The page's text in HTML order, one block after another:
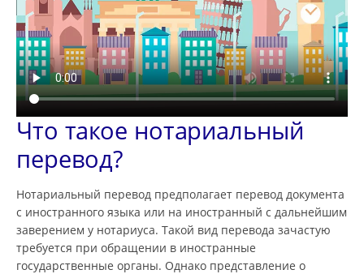
Что такое нотариальный
перевод?
Нотариальный перевод предполагает перевод документа
с иностранного языка или на иностранный с дальнейшим
заверением у нотариуса. Такой вид перевода зачастую
требуется при обращении в иностранные
государственные органы. Однако представление о